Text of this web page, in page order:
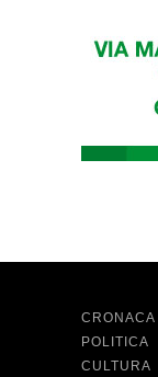
CRONACA
POLITICA
CULTURA